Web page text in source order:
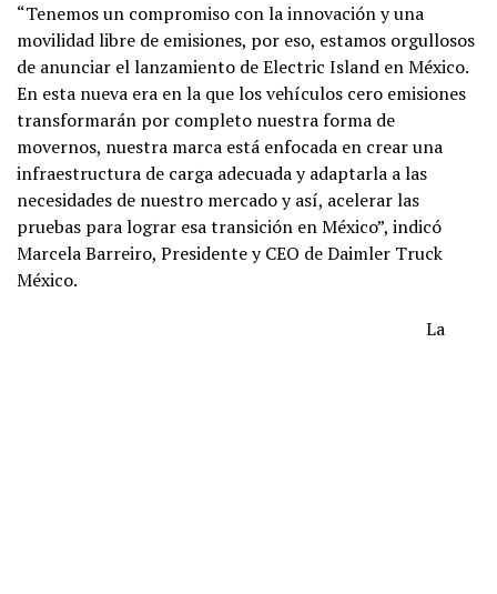
“Tenemos un compromiso con la innovación y una
movilidad libre de emisiones, por eso, estamos orgullosos
de anunciar el lanzamiento de Electric Island en México.
En esta nueva era en la que los vehículos cero emisiones
transformarán por completo nuestra forma de
movernos, nuestra marca está enfocada en crear una
infraestructura de carga adecuada y adaptarla a las
necesidades de nuestro mercado y así, acelerar las
pruebas para lograr esa transición en México”, indicó
Marcela Barreiro, Presidente y CEO de Daimler Truck
México.
La